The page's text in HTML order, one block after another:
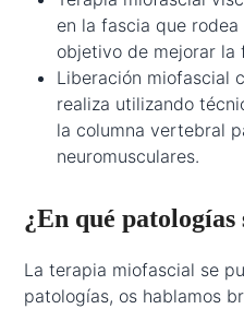
en la fascia que
objetivo de mejorar la
Liberación miofascial
realiza utilizando
la columna vertebral
neuromusculares.
¿En qué patologías
La terapia miofascial se
patologías, os hablamos